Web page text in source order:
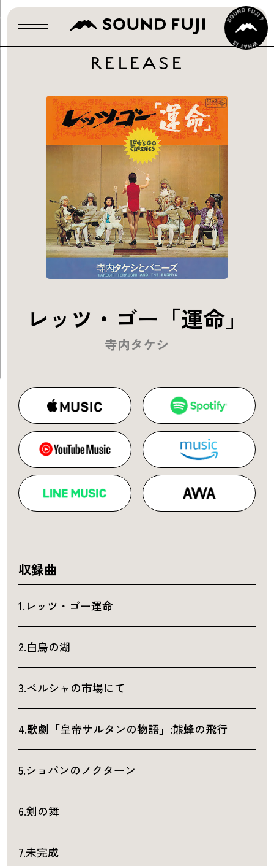
RELEASE
レッツ・ゴー「運命」
寺内タケシ
収録曲
1.レッツ・ゴー運命
2.白鳥の湖
3.ペルシャの市場にて
4.歌劇「皇帝サルタンの物語」:熊蜂の飛行
5.ショパンのノクターン
6.剣の舞
7.未完成